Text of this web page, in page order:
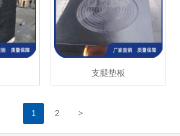
支腿垫板
1 2 >